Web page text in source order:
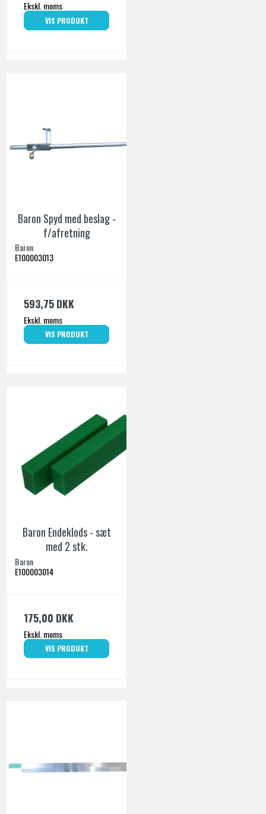
Ekskl. moms
VIS PRODUKT
Baron Spyd med beslag -
f/afretning
Baron
E100003013
593,75 DKK
Ekskl. moms
VIS PRODUKT
Baron Endeklods - sæt
med 2 stk.
Baron
E100003014
175,00 DKK
Ekskl. moms
VIS PRODUKT